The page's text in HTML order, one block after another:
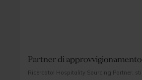
Partner di
Ricercato! Hospitality Sourcing Partner,